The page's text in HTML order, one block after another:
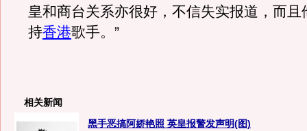
皇和商台关系亦很好，不信失实报道，而且
持香港歌手。”
相关新闻
黑手恶搞阿娇艳照 英皇报警发声明(图)